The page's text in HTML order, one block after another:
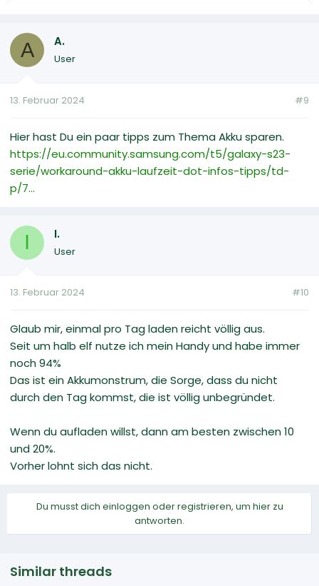
A A.
User
13. Februar 2024 #9
Hier hast Du ein paar tipps zum Thema Akku sparen.
https://eu.community.samsung.com/t5/galaxy-s23-
serie/workaround-akku-laufzeit-dot-infos-tipps/td-
p/7...
I I.
User
13. Februar 2024 #10
Glaub mir, einmal pro Tag laden reicht völlig aus.
Seit um halb elf nutze ich mein Handy und habe immer
noch 94%
Das ist ein Akkumonstrum, die Sorge, dass du nicht
durch den Tag kommst, die ist völlig unbegründet.
Wenn du aufladen willst, dann am besten zwischen 10
und 20%.
Vorher lohnt sich das nicht.
Du musst dich einloggen oder registrieren, um hier zu
antworten.
Similar threads